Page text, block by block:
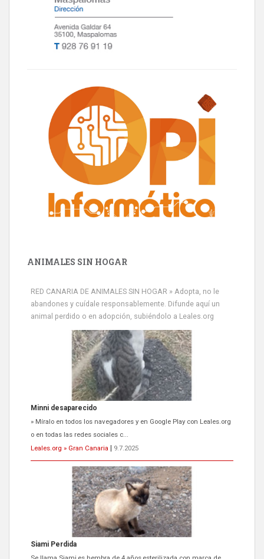
ANIMALES SIN HOGAR
RED CANARIA DE ANIMALES SIN HOGAR » Adopta, no le
abandones y cuídale responsablemente. Difunde aquí un
animal perdido o en adopción, subiéndolo a Leales.org
Minni desaparecido
» Míralo en todos los navegadores y en Google Play con Leales.org
o en todas las redes sociales c...
Leales.org » Gran Canaria
9.7.2025
Siami Perdida